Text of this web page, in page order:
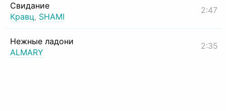
Свидание
Кравц, SHAMI
2:47
Нежные ладони
ALMARY
2:35